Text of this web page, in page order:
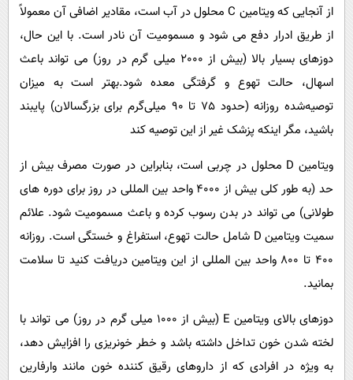
از آنجایی که ویتامین C محلول در آب است، مقادیر اضافی آن معمولاً
از طریق ادرار دفع می شود و مسمومیت آن نادر است. با این حال،
دوزهای بسیار بالا (بیش از 2000 میلی گرم در روز) می تواند باعث
اسهال، حالت تهوع و گرفتگی معده شود.بهتر است به میزان
توصیه‌شده روزانه (حدود 75 تا 90 میلی‌گرم برای بزرگسالان) پایبند
باشید، مگر اینکه پزشک غیر از این توصیه کند
ویتامین D محلول در چربی است، بنابراین در صورت مصرف بیش از
حد (به طور کلی بیش از 4000 واحد بین المللی در روز برای دوره های
طولانی) می تواند در بدن رسوب کرده و باعث مسمومیت شود. علائم
سمیت ویتامین D شامل حالت تهوع، استفراغ و خستگی است. روزانه
400 تا 800 واحد بین المللی از این ویتامین دریافت کنید تا سلامت
بمانید.
دوزهای بالای ویتامین E (بیش از 1000 میلی گرم در روز) می تواند با
لخته شدن خون تداخل داشته باشد و خطر خونریزی را افزایش دهد،
به ویژه در افرادی که از داروهای رقیق کننده خون مانند وارفارین